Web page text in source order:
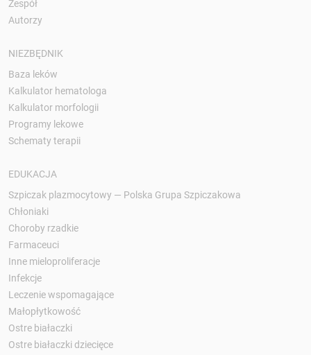
Zespół
Autorzy
NIEZBĘDNIK
Baza leków
Kalkulator hematologa
Kalkulator morfologii
Programy lekowe
Schematy terapii
EDUKACJA
Szpiczak plazmocytowy — Polska Grupa Szpiczakowa
Chłoniaki
Choroby rzadkie
Farmaceuci
Inne mieloproliferacje
Infekcje
Leczenie wspomagające
Małopłytkowość
Ostre białaczki
Ostre białaczki dziecięce